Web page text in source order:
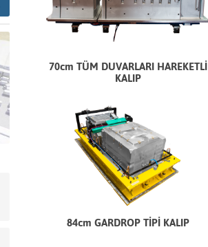
70cm TÜM DUVARLARI HAREKETLİ
KALIP
84cm GARDROP TİPİ KALIP
YENİ PRES YATIRIMI